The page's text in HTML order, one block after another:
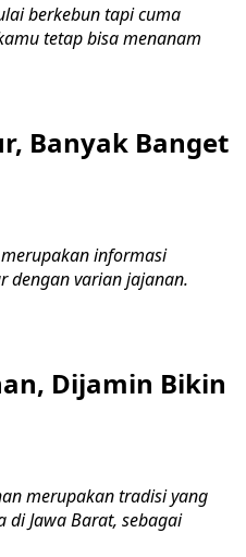
berkebun tapi cuma
tetap bisa menanam
Banyak Banget
merupakan informasi
dengan varian jajanan.
Dijamin Bikin
merupakan tradisi yang
di Jawa Barat, sebagai